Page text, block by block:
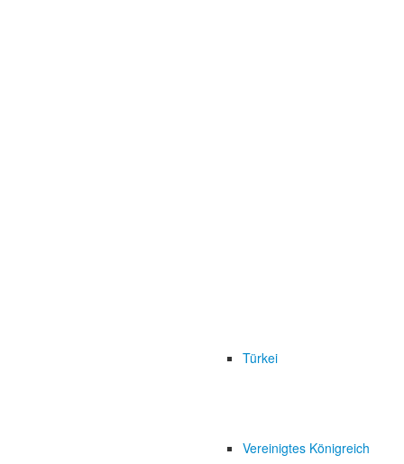
Türkei
Vereinigtes Königreich